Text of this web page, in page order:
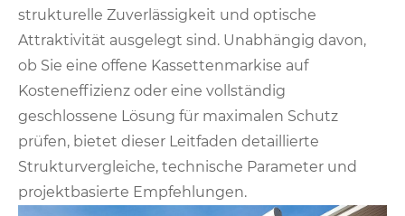
strukturelle Zuverlässigkeit und optische
Attraktivität ausgelegt sind. Unabhängig davon,
ob Sie eine offene Kassettenmarkise auf
Kosteneffizienz oder eine vollständig
geschlossene Lösung für maximalen Schutz
prüfen, bietet dieser Leitfaden detaillierte
Strukturvergleiche, technische Parameter und
projektbasierte Empfehlungen.